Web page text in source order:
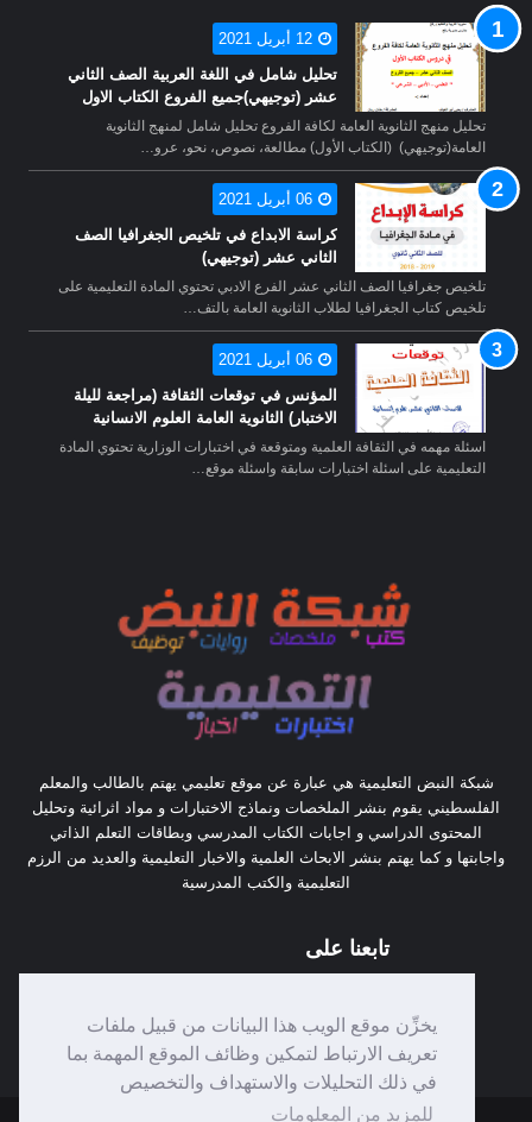
يخزِّن موقع الويب هذا البيانات من قبيل ملفات
تعريف الارتباط لتمكين وظائف الموقع المهمة بما
في ذلك التحليلات والاستهداف والتخصيص
للمزيد من المعلومات
12 أبريل 2021
تحليل شامل في اللغة العربية الصف الثاني
عشر (توجيهي)جميع الفروع الكتاب الاول
تحليل منهج الثانوية العامة لكافة الفروع تحليل شامل لمنهج الثانوية
العامة(توجيهي) (الكتاب الأول) مطالعة، نصوص، نحو، عرو…
06 أبريل 2021
كراسة الابداع في تلخيص الجغرافيا الصف
الثاني عشر (توجيهي)
تلخيص جغرافيا الصف الثاني عشر الفرع الادبي تحتوي المادة التعليمية على
تلخيص كتاب الجغرافيا لطلاب الثانوية العامة بالتف…
06 أبريل 2021
المؤنس في توقعات الثقافة (مراجعة لليلة
الاختبار) الثانوية العامة العلوم الانسانية
اسئلة مهمه في الثقافة العلمية ومتوقعة في اختبارات الوزارية تحتوي المادة
التعليمية على اسئلة اختبارات سابقة واسئلة موقع…
شبكة النبض التعليمية هي عبارة عن موقع تعليمي يهتم بالطالب والمعلم
الفلسطيني يقوم بنشر الملخصات ونماذج الاختبارات و مواد اثرائية وتحليل
المحتوى الدراسي و اجابات الكتاب المدرسي وبطاقات التعلم الذاتي
واجابتها و كما يهتم بنشر الابحاث العلمية والاخبار التعليمية والعديد من الرزم
التعليمية والكتب المدرسية
تابعنا على